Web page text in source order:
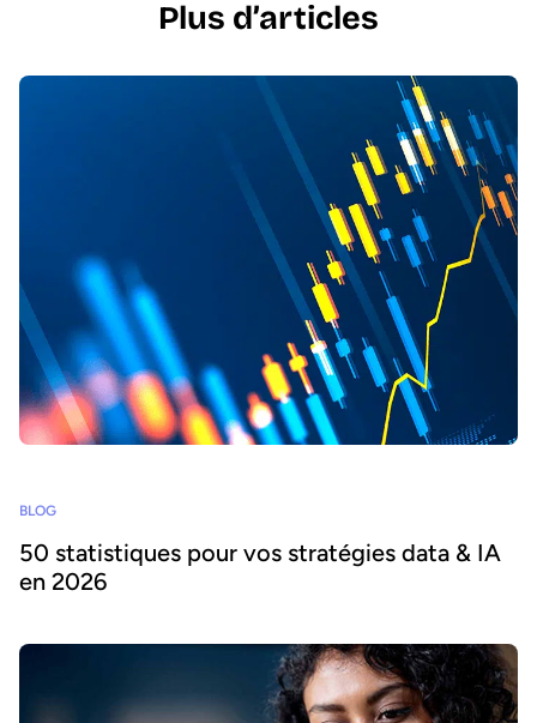
Plus d’articles
BLOG
50 statistiques pour vos stratégies data & IA
en 2026